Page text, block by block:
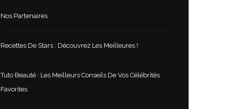
Nos Partenaires
Recettes De Stars : Découvrez Les Meilleures !
Tuto Beauté : Les Meilleurs Conseils De Vos Célébrités
Favorites